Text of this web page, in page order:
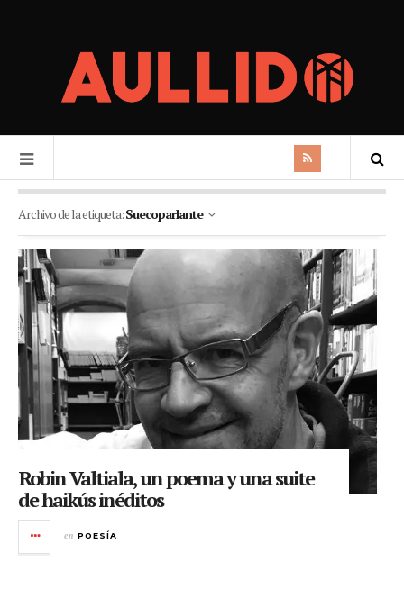
Archivo de la etiqueta:Suecoparlante
Robin Valtiala, un poema y una suite
de haikús inéditos
en POESÍA